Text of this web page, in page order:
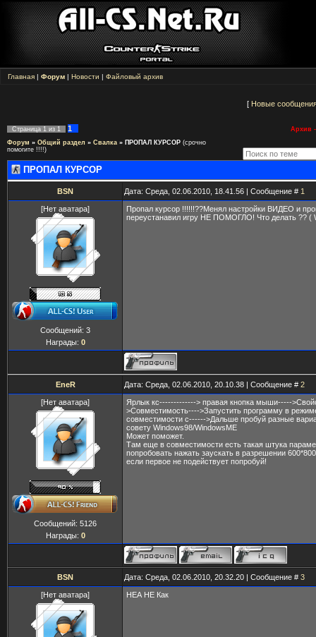
Главная | Форум | Новости | Файловый архив
[ Новые
Страница 1 из 1 1
Архив -
Форум » Общий раздел » Свалка » ПРОПАЛ КУРСОР (срочно
помогите !!!!)
ПРОПАЛ КУРСОР
BSN Дата: Среда, 02.06.2010, 18.41.56 | Сообщение # 1
[Нет аватара]
Сообщений: 3
Награды: 0
Пропал курсор !!!!!!??Менял настройки ВИДЕО и
переустанавил игру НЕ ПОМОГЛО! Что делать ?? (
EneR Дата: Среда, 02.06.2010, 20.10.38 | Сообщение # 2
[Нет аватара]
Сообщений: 5126
Награды: 0
Ярлык кс-------------> правая кнопка мыши-----
>Совместимость---->Запустить программу в
совместимости с------>Дальше пробуй разные
совету Windows98/WindowsME
Может поможет.
Там еще в совместимости есть такая штука
попробовать нажать заускать в разрешении
если первое не подействует попробуй!
BSN Дата: Среда, 02.06.2010, 20.32.20 | Сообщение # 3
[Нет аватара] НЕА НЕ Как